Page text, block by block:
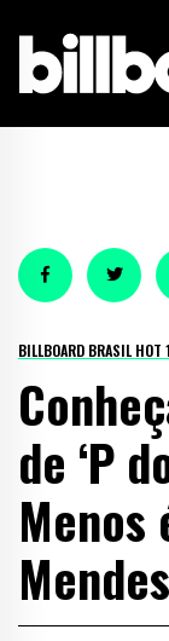
BILLBOARD BRASIL HOT
de ‘P
Menos
Mendes